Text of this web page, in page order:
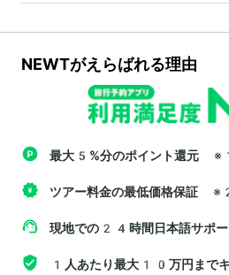
NEWTがえらばれる理由
最大5%分のポイント還元
ツアー料金の最低価格保証
現地での24時間日本語サポー
1人あたり最大10万円までキ